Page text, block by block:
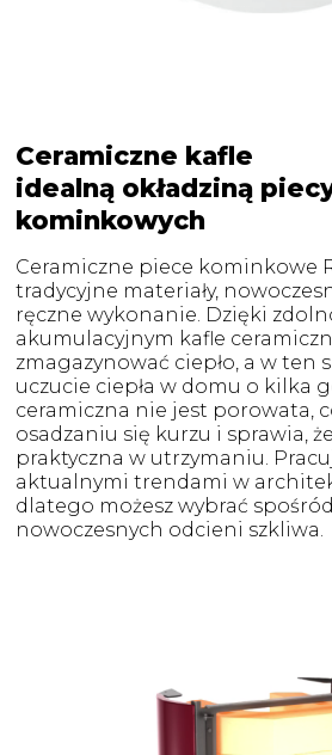
Ceramiczne kafle
idealną okładziną
kominkowych
Ceramiczne piece kominkowe
tradycyjne materiały,
ręczne wykonanie. Dzięki
akumulacyjnym kafle
zmagazynować ciepło, a w ten
uczucie ciepła w domu o kilka
ceramiczna nie jest porowata,
osadzaniu się kurzu i sprawia,
praktyczna w utrzymaniu.
aktualnymi trendami w
dlatego możesz wybrać
nowoczesnych odcieni szkliwa.